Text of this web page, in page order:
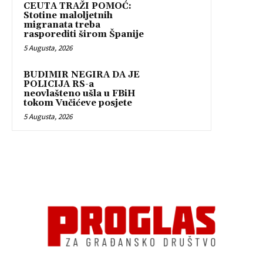
CEUTA TRAŽI POMOĆ:
Stotine maloljetnih
migranata treba
rasporediti širom Španije
5 Augusta, 2026
BUDIMIR NEGIRA DA JE
POLICIJA RS-a
neovlašteno ušla u FBiH
tokom Vučićeve posjete
5 Augusta, 2026